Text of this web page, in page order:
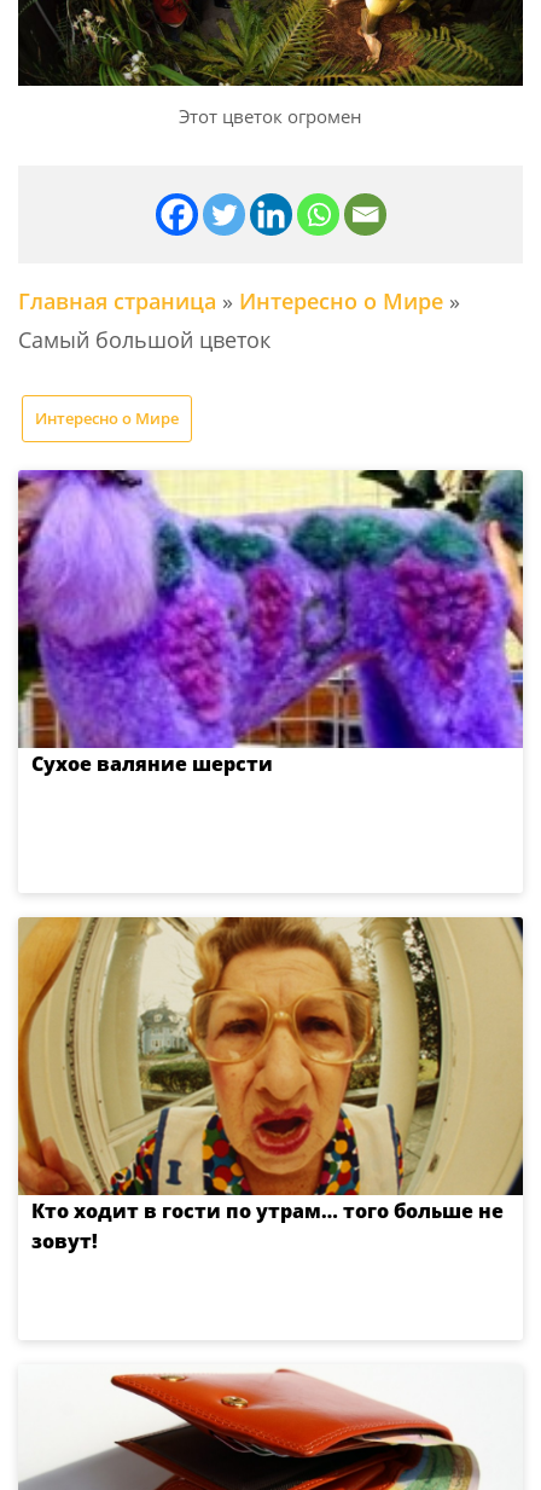
Этот цветок огромен
Главная страница » Интересно о Мире »
Самый большой цветок
Интересно о Мире
Сухое валяние шерсти
Кто ходит в гости по утрам… того больше не
зовут!